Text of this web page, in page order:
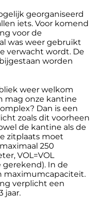
georganiseerd
iets. Voor komend
voor de
was weer gebruikt
verwacht wordt. De
worden
weer welkom
mag onze kantine
Dan is een
zoals dit voorheen
de kantine als de
zitplaats moet
250
VOL=VOL
In de
maximumcapaciteit.
verplicht een
jaar.